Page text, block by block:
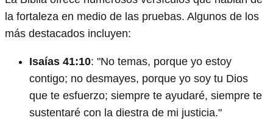
la fortaleza en medio de las pruebas. Algunos de los
más destacados incluyen:
Isaías 41:10: "No temas, porque yo estoy
contigo; no desmayes, porque yo soy tu Dios
que te esfuerzo; siempre te ayudaré, siempre te
sustentaré con la diestra de mi justicia."